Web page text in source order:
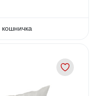
кошничка